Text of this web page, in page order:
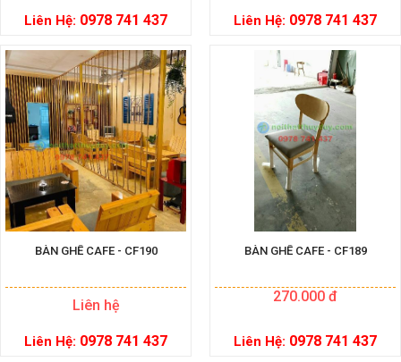
Liên Hệ: 0978 741 437 Liên Hệ: 0978 741 437
BÀN GHẾ CAFE - CF190
Liên hệ
Liên Hệ: 0978 741 437
BÀN GHẾ CAFE - CF189
270.000 đ
Liên Hệ: 0978 741 437